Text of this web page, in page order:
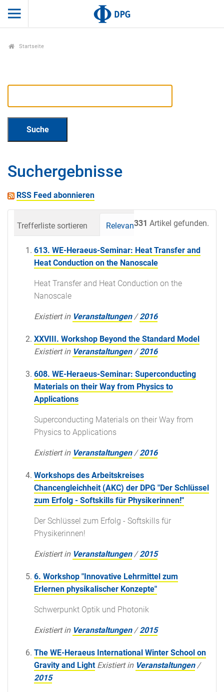
Startseite
Suchergebnisse
RSS Feed abonnieren
331 Artikel gefunden.
Trefferliste sortieren Relevanz Datum
613. WE-Heraeus-Seminar: Heat Transfer and
Heat Conduction on the Nanoscale
Heat Transfer and Heat Conduction on the
Nanoscale
Existiert in Veranstaltungen /2016
XXVIII. Workshop Beyond the Standard Model
Existiert in Veranstaltungen /2016
608. WE-Heraeus-Seminar: Superconducting
Materials on their Way from Physics to
Applications
Superconducting Materials on their Way from
Physics to Applications
Existiert in Veranstaltungen /2016
Workshops des Arbeitskreises
Chancengleichheit (AKC) der DPG "Der Schlüssel
zum Erfolg - Softskills für Physikerinnen!"
Der Schlüssel zum Erfolg - Softskills für
Physikerinnen!
Existiert in Veranstaltungen /2015
6. Workshop "Innovative Lehrmittel zum
Erlernen physikalischer Konzepte"
Schwerpunkt Optik und Photonik
Existiert in Veranstaltungen /2015
The WE-Heraeus International Winter School on
Gravity and Light Existiert in Veranstaltungen /
2015